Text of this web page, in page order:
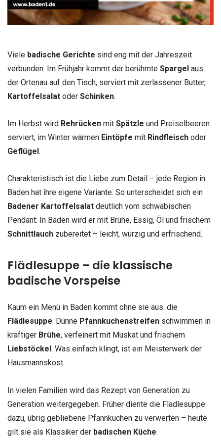
Viele badische Gerichte sind eng mit der Jahreszeit
verbunden. Im Frühjahr kommt der berühmte Spargel aus
der Ortenau auf den Tisch, serviert mit zerlassener Butter,
Kartoffelsalat oder Schinken.
Im Herbst wird Rehrücken mit Spätzle und Preiselbeeren
serviert, im Winter wärmen Eintöpfe mit Rindfleisch oder
Geflügel.
Charakteristisch ist die Liebe zum Detail – jede Region in
Baden hat ihre eigene Variante. So unterscheidet sich ein
Badener Kartoffelsalat deutlich vom schwäbischen
Pendant: In Baden wird er mit Brühe, Essig, Öl und frischem
Schnittlauch zubereitet – leicht, würzig und erfrischend.
Flädlesuppe – die klassische
badische Vorspeise
Kaum ein Menü in Baden kommt ohne sie aus: die
Flädlesuppe. Dünne Pfannkuchenstreifen schwimmen in
kräftiger Brühe, verfeinert mit Muskat und frischem
Liebstöckel . Was einfach klingt, ist ein Meisterwerk der
Hausmannskost.
In vielen Familien wird das Rezept von Generation zu
Generation weitergegeben. Früher diente die Flädlesuppe
dazu, übrig gebliebene Pfannkuchen zu verwerten – heute
gilt sie als Klassiker der badischen Küche.